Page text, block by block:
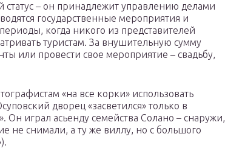
– он принадлежит управлению делами
государственные мероприятия и
когда никого из представителей
туристам. За внушительную сумму
или провести свое мероприятие – свадьбу,
«на все корки» использовать
дворец «засветился» только в
Он играл асьенду семейства Солано – снаружи,
не снимали, а ту же виллу, но с большого